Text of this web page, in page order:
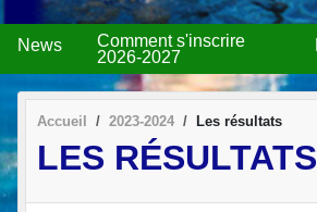
News
Comment s'inscrire
2026-2027
Accueil 2023-2024 Les résultats
LES RÉSULTATS